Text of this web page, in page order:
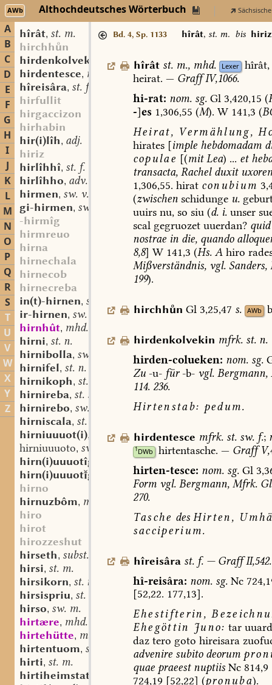
AWb Althochdeutsches Wörterbuch
A
B
C
D
E
F
G
H
I
J
K
L
M
N
O
P
Q
R
S
T
U
V
W
X
Y
Z
hîrât, st. m.
hirchhn
hirdenkolvekin
mfrk. st. n.
hirdentesce, mfrk. st. sw. f.
hîreisâra, st. f.
hirfullit
hirgaccizon
hirhabin
hir(i)lîh, adj.
hiriz
hirlîhhî, st. f.
hirlîhho, adv.
hirmen, sw. v.
gi-hirmen, sw. v.
-hirmîg
hirmreuo
hirna
hirnechala
hirnecob
hirnecreba
in(t)-hirnen, sw. v.
ir-hirnen, sw. v.
hirnhût, mhd. st. f.
hirni, st. n.
hirnibolla, sw. f.
hirnifel, st. n.
hirnikoph, st. m.
hirnireba, st. sw. f.
hirnirebo, sw. m.
hirniscala, st. sw. f.
hirniuuuot(i),
adj.
hirniuuuoto, sw. m.?
hirn(i)uuuotîg
hirn(i)uuuotgî
hirno
hirnuzbôm, mfrk. st. m.
hiro
hirot
hirozzeshut
hirseth, subst.
hirsi, st. m.
hirsikorn, st. n.
hirsispriu, st. n.
hirso, sw. m.
hirtære, mhd. st. m.
hirtehütte, mhd. st. sw. f.
hirtentuom, st. m. n.
hirti, st. m.
hirtiheimstat
Bd. 4, Sp. 1133 hîrât, st. m. bis hiriz
hîrât st. m., mhd. Lexer hîrât,
heirat. — GraffIV,1066.
hi-rat: nom.sg.Gl3,420,15 (
-]es1,306,55 (M). W141,3 (
Heirat, Vermählung,
hirates[imple hebdomadam
copulae [(mitLea) ... et
transacta,Rachelduxit
1,306,55. hirat conubium
(zwischen schidunge u.
uuirsnu,so siu(d.i.unser
scalgegruozetuuerdan? quid
nostraeindie,quando
8,8] W141,3 (Hs.Ahiro
Mißverständnis,vgl. Sanders,
199).
hirchhn Gl 3,25,47 s. AWb
hirdenkolvekin mfrk. st. n.
hirden-colueken: nom.sg.
Zu-u- für -b- vgl.Bergmann,
114.236.
Hirtenstab: pedum.
hirdentesce mfrk. st. sw. f.;
1DWb hirtentasche. — Graff
hirten-tesce: nom.sg.Gl
Formvgl. Bergmann,Mfrk.
270.
Tasche des Hirten,
sacciperium.
hîreisâra st. f. —GraffII,542.
hî-reisâra: nom.sg.Nc
[52,22. 177,13].
Ehestifterin,
Ehegöttin Juno: taruuard
daztero goto hireisara
adveniresubitodeorum
quaepraeestnuptiisNc814,9
724,19 [52,22] (pronuba).